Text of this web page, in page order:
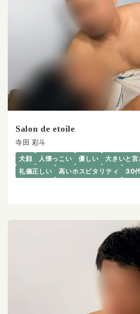
Salon de etoile
寺田 彩斗
犬顔 人懐っこい 優しい
大きいと言
礼儀正しい
高いホスピタリティ 30